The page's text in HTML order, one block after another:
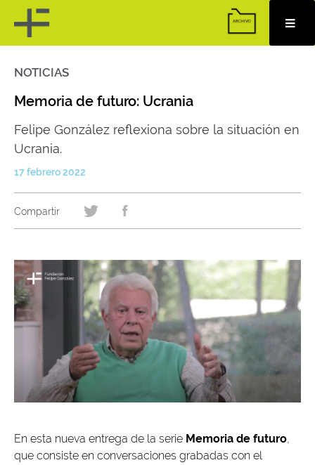
Skip
content
NOTICIAS
Memoria de futuro: Ucrania
Felipe González reflexiona sobre la situación en
Ucrania.
17 febrero 2022
En esta nueva entrega de la serie Memoria de futuro,
que consiste en conversaciones grabadas con el